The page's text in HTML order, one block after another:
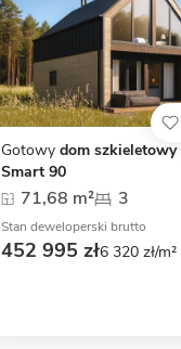
Gotowy dom szkieletowy
Smart 90
71,68 m² 3
Stan deweloperski brutto
452 995 zł6 320 zł/m²